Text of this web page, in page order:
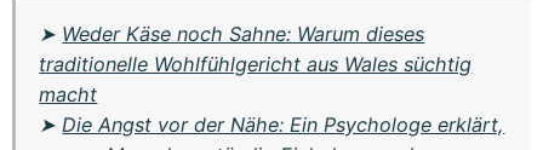
➤ Weder Käse noch Sahne: Warum dieses
traditionelle Wohlfühlgericht aus Wales süchtig
macht
➤ Die Angst vor der Nähe: Ein Psychologe erklärt,